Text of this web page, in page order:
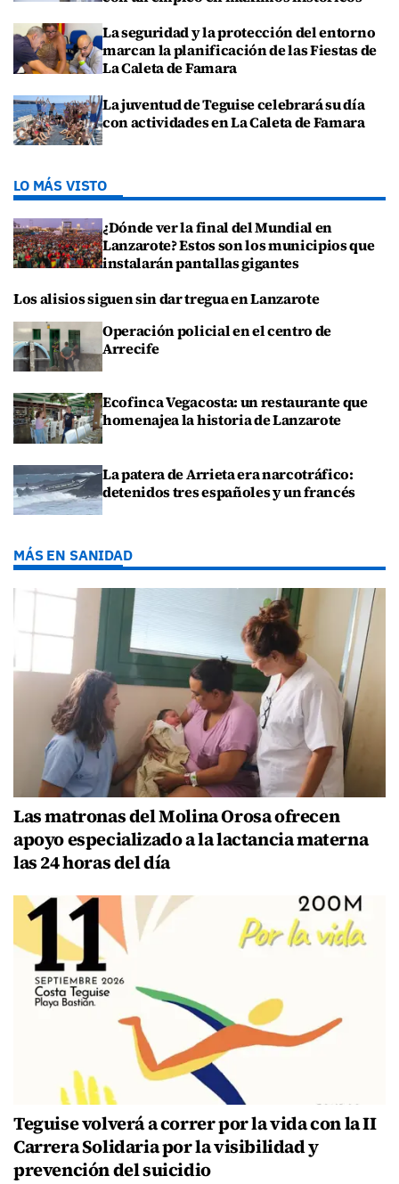
La seguridad y la protección del entorno
marcan la planificación de las Fiestas de
La Caleta de Famara
La juventud de Teguise celebrará su día
con actividades en La Caleta de Famara
LO MÁS VISTO
¿Dónde ver la final del Mundial en
Lanzarote? Estos son los municipios que
instalarán pantallas gigantes
Los alisios siguen sin dar tregua en Lanzarote
Operación policial en el centro de
Arrecife
Ecofinca Vegacosta: un restaurante que
homenajea la historia de Lanzarote
La patera de Arrieta era narcotráfico:
detenidos tres españoles y un francés
MÁS EN SANIDAD
Las matronas del Molina Orosa ofrecen
apoyo especializado a la lactancia materna
las 24 horas del día
Teguise volverá a correr por la vida con la II
Carrera Solidaria por la visibilidad y
prevención del suicidio